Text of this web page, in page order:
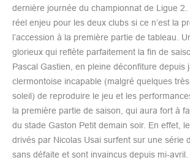
dernière journée du championnat de Ligue
réel enjeu pour les deux clubs si ce n’est la
l’accession à la première partie de tableau.
glorieux qui reflète parfaitement la fin de
Pascal Gastien, en pleine déconfiture depuis
clermontoise incapable (malgré quelques
soleil) de reproduire le jeu et les
la première partie de saison, qui aura fort à
du stade Gaston Petit demain soir. En effet,
drivés par Nicolas Usai surfent sur une série
sans défaite et sont invaincus depuis mi-avril.